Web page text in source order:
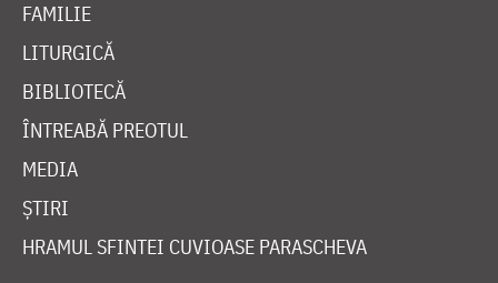
FAMILIE
LITURGICĂ
BIBLIOTECĂ
ÎNTREABĂ PREOTUL
MEDIA
ȘTIRI
HRAMUL SFINTEI CUVIOASE PARASCHEVA